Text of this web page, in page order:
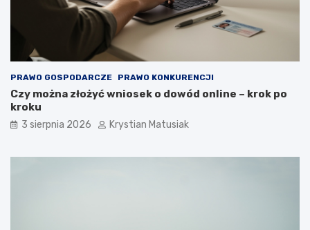
PRAWO GOSPODARCZE PRAWO KONKURENCJI
Czy można złożyć wniosek o dowód online – krok po
kroku
3 sierpnia 2026 Krystian Matusiak